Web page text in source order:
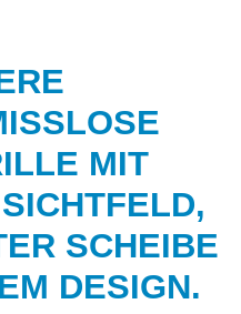
MIT
SCHEIBE
DESIGN.